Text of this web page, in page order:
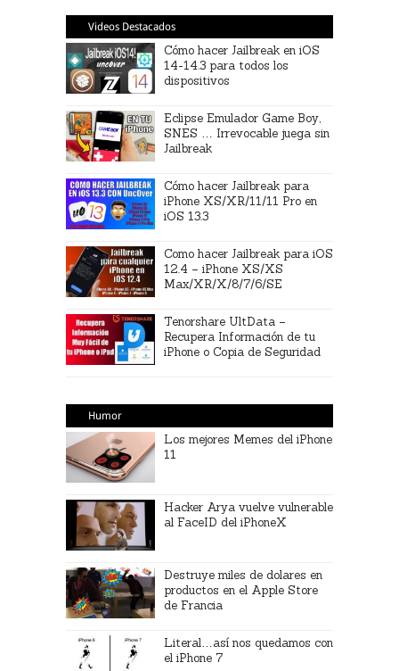
Videos Destacados
Cómo hacer Jailbreak en iOS
14-14.3 para todos los
dispositivos
Eclipse Emulador Game Boy,
SNES … Irrevocable juega sin
Jailbreak
Cómo hacer Jailbreak para
iPhone XS/XR/11/11 Pro en
iOS 13.3
Como hacer Jailbreak para iOS
12.4 – iPhone XS/XS
Max/XR/X/8/7/6/SE
Tenorshare UltData –
Recupera Información de tu
iPhone o Copia de Seguridad
Humor
Los mejores Memes del iPhone
11
Hacker Arya vuelve vulnerable
al FaceID del iPhoneX
Destruye miles de dolares en
productos en el Apple Store
de Francia
Literal…así nos quedamos con
el iPhone 7